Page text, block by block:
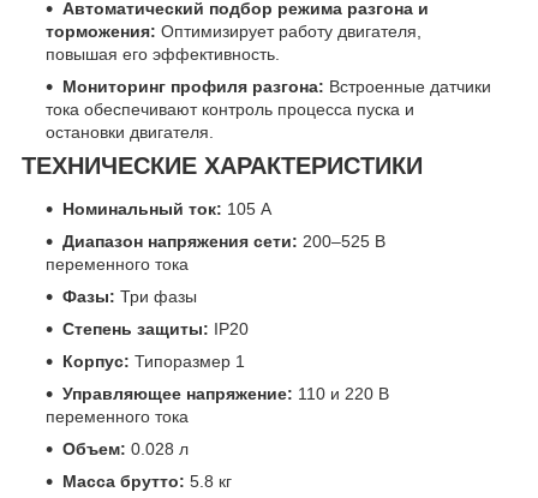
Автоматический подбор режима разгона и
торможения: Оптимизирует работу двигателя,
повышая его эффективность.
Мониторинг профиля разгона: Встроенные датчики
тока обеспечивают контроль процесса пуска и
остановки двигателя.
ТЕХНИЧЕСКИЕ ХАРАКТЕРИСТИКИ
Номинальный ток: 105 А
Диапазон напряжения сети: 200–525 В
переменного тока
Фазы: Три фазы
Степень защиты: IP20
Корпус: Типоразмер 1
Управляющее напряжение: 110 и 220 В
переменного тока
Объем: 0.028 л
Масса брутто: 5.8 кг